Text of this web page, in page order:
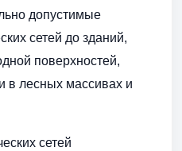
допустимые
сетей до зданий,
поверхностей,
в лесных массивах и
сетей